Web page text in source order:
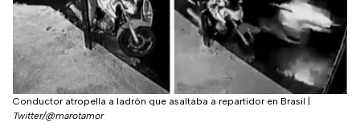
Conductor atropella a ladrón que asaltaba a repartidor en Brasil
Twitter/@marotamor